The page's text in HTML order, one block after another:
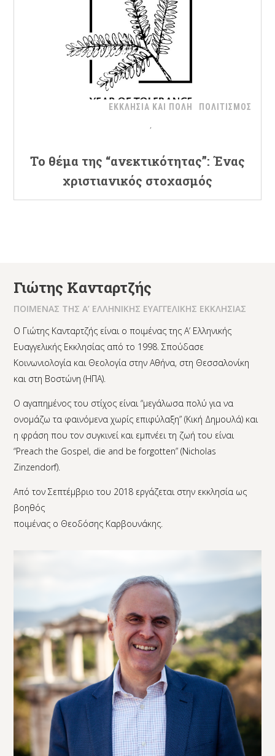
ΕΚΚΛΗΣΙΑ ΚΑΙ ΠΟΛΗ ΠΟΛΙΤΙΣΜΟΣ
Το θέμα της “ανεκτικότητας”: Ένας
χριστιανικός στοχασμός
Γιώτης Κανταρτζής
ΠΟΙΜΕΝΑΣ ΤΗΣ Α’ ΕΛΛΗΝΙΚΗΣ ΕΥΑΓΓΕΛΙΚΗΣ ΕΚΚΛΗΣΙΑΣ
Ο Γιώτης Κανταρτζής είναι ο ποιμένας της Α’ Ελληνικής
Ευαγγελικής Εκκλησίας από το 1998. Σπούδασε
Κοινωνιολογία και Θεολογία στην Αθήνα, στη Θεσσαλονίκη
και στη Βοστώνη (ΗΠΑ).
Ο αγαπημένος του στίχος είναι “μεγάλωσα πολύ για να
ονομάζω τα φαινόμενα χωρίς επιφύλαξη” (Κική Δημουλά) και
η φράση που τον συγκινεί και εμπνέει τη ζωή του είναι
“Preach the Gospel, die and be forgotten” (Nicholas
Zinzendorf).
Από τον Σεπτέμβριο του 2018 εργάζεται στην εκκλησία ως
βοηθός
ποιμένας ο Θεοδόσης Καρβουνάκης.